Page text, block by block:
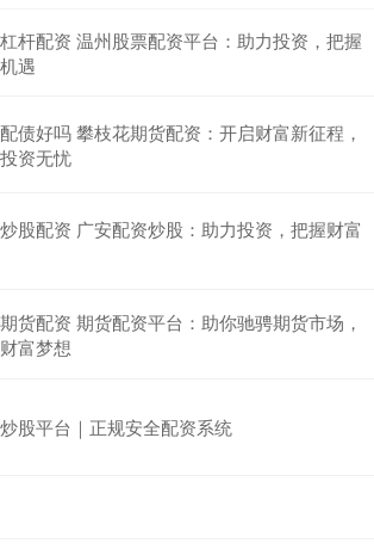
杆配资 温州股票配资平台：助力投资，把握
遇
债好吗 攀枝花期货配资：开启财富新征程，
资无忧
炒股配资 广安配资炒股：助力投资，把握财富
货配资 期货配资平台：助你驰骋期货市场，
富梦想
股平台｜正规安全配资系统